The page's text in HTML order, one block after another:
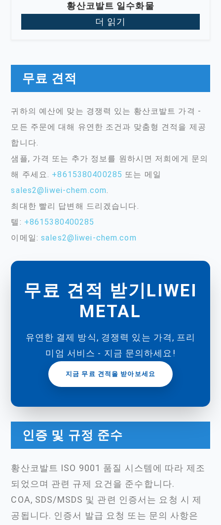
황산코발트 일수화물
더 읽기
무료 견적
귀하의 예산에 맞는 경쟁력 있는 황산코발트 가격 -
모든 주문에 대해 유연한 조건과 맞춤형 견적을 제공
합니다.
샘플, 가격 또는 추가 정보를 원하시면 저희에게 문의
해 주세요. +8615380400285 또는 메일
sales2@liwei-chem.com.
최대한 빨리 답변해 드리겠습니다.
텔: +8615380400285
이메일:sales2@liwei-chem.com
무료 견적 받기LIWEI
METAL
유연한 결제 방식, 경쟁력 있는 가격, 프리
미엄 서비스 - 지금 문의하세요!
지금 무료 견적을 받아보세요
인증 및 규정 준수
황산코발트 ISO 9001 품질 시스템에 따라 제조
되었으며 관련 규제 요건을 준수합니다.
COA, SDS/MSDS 및 관련 인증서는 요청 시 제
공됩니다. 인증서 발급 요청 또는 문의 사항은